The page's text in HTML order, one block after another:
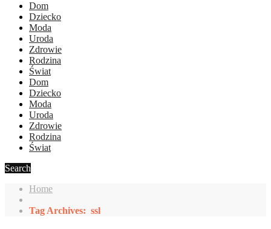
Dom
Dziecko
Moda
Uroda
Zdrowie
Rodzina
Świat
Dom
Dziecko
Moda
Uroda
Zdrowie
Rodzina
Świat
Search
Home
Tag Archives: ssl